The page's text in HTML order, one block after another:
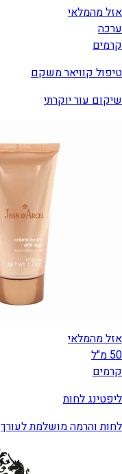
אזל מהמלאי
ערכה
קרמים
טיפול קוויאר משקם
שיקום עור יוקרתי
אזל מהמלאי
50 מ"ל
קרמים
ליפטינג לחות
לחות והרמה מושלמת לעורך